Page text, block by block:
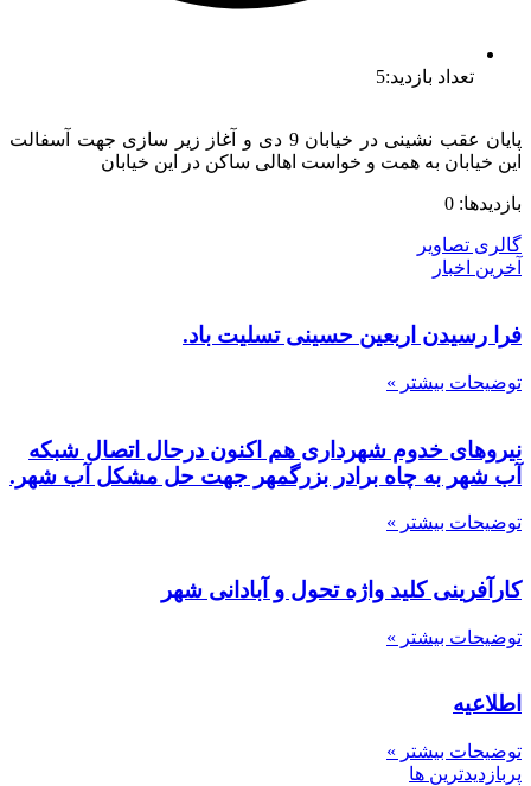
تعداد بازدید:5
پایان عقب نشینی در خیابان 9 دی و آغاز زیر سازی جهت آسفالت
این خیابان به همت و خواست اهالی ساکن در این خیابان
بازدیدها: 0
گالری تصاویر
آخرین اخبار
فرا رسیدن اربعین حسینی تسلیت باد.
توضیحات بیشتر »
نیروهای خدوم شهرداری هم اکنون درحال اتصال شبکه
آب شهر به چاه برادر بزرگمهر جهت حل مشکل آب شهر.
توضیحات بیشتر »
کارآفرینی کلید واژه تحول و آبادانی شهر
توضیحات بیشتر »
اطلاعیه
توضیحات بیشتر »
پربازدیدترین ها